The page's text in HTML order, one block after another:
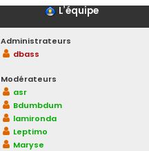
L’équipe
Administrateurs
dbass
Modérateurs
asr
Bdumbdum
lamironda
Leptimo
Maryse